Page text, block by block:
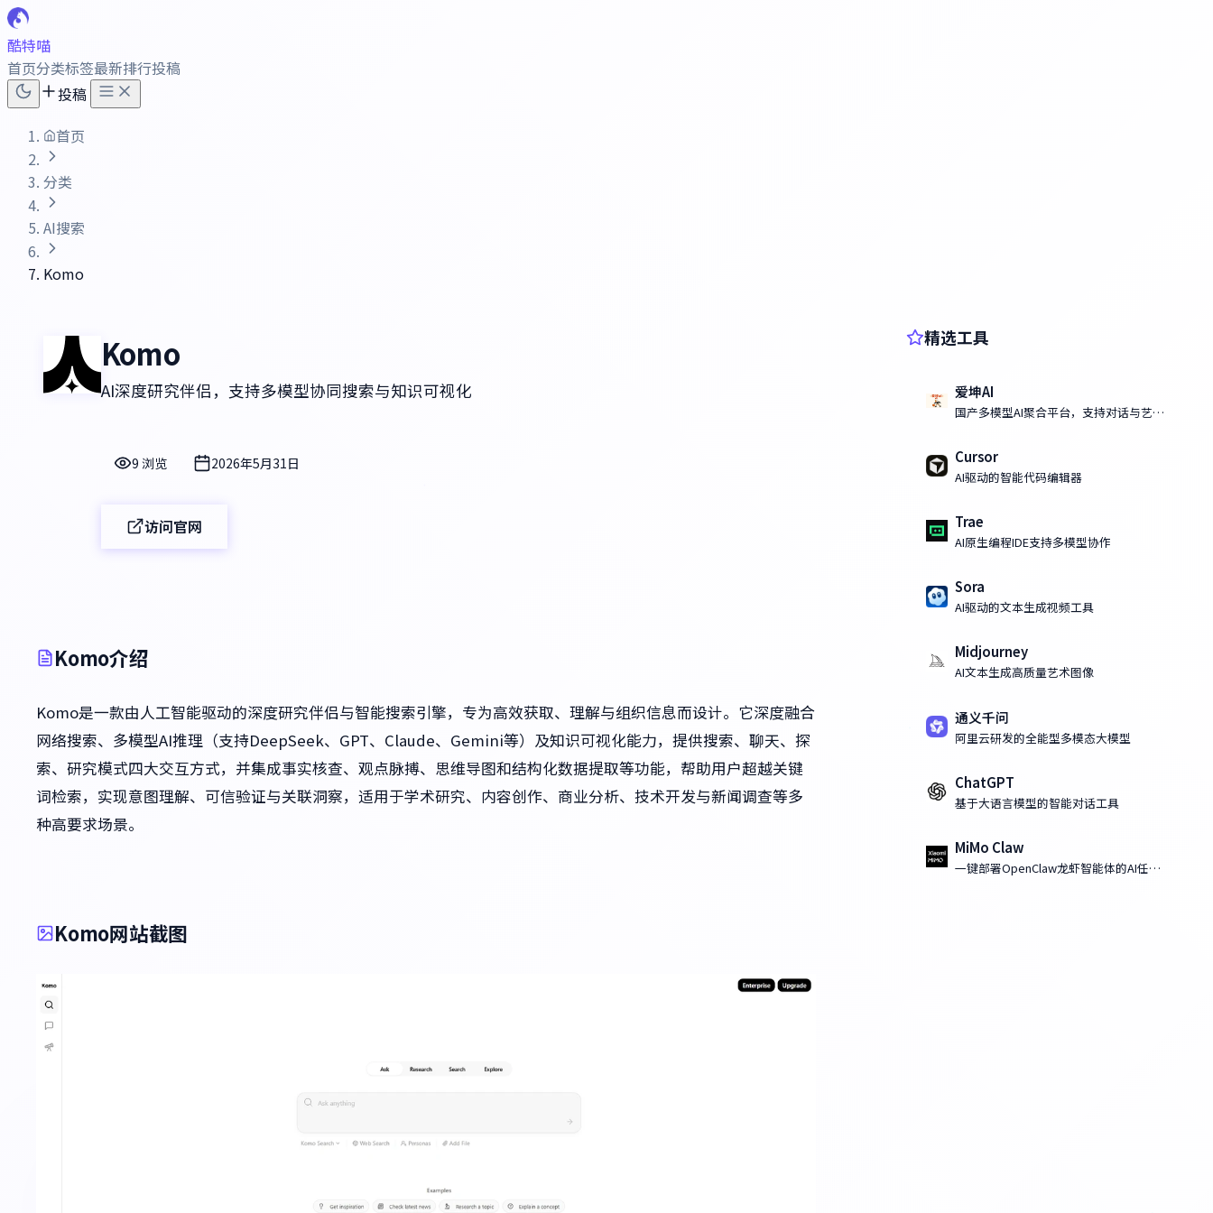
酷特喵
首页分类标签最新排行投稿
投稿
首页
分类
AI搜索
Komo
Komo
AI深度研究伴侣，支持多模型协同搜索与知识可视化
9 浏览 2026年5月31日
访问官网
Komo介绍
Komo是一款由人工智能驱动的深度研究伴侣与智能搜索引擎，专为高效获取、理解与组织信息而设计。它深度融合
网络搜索、多模型AI推理（支持DeepSeek、GPT、Claude、Gemini等）及知识可视化能力，提供搜索、聊天、探
索、研究模式四大交互方式，并集成事实核查、观点脉搏、思维导图和结构化数据提取等功能，帮助用户超越关键
词检索，实现意图理解、可信验证与关联洞察，适用于学术研究、内容创作、商业分析、技术开发与新闻调查等多
种高要求场景。
Komo网站截图
精选工具
爱坤AI
国产多模型AI聚合平台，支持对话与艺术
Cursor
AI驱动的智能代码编辑器
Trae
AI原生编程IDE支持多模型协作
Sora
AI驱动的文本生成视频工具
Midjourney
AI文本生成高质量艺术图像
通义千问
阿里云研发的全能型多模态大模型
ChatGPT
基于大语言模型的智能对话工具
MiMo Claw
一键部署OpenClaw龙虾智能体的AI任务